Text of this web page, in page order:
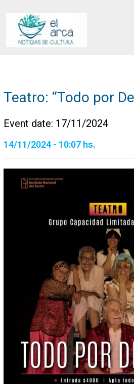
contenido
Teatro: “Todo por
Event date: 17/11/2024
14/11/2024 - 10:07 hs.